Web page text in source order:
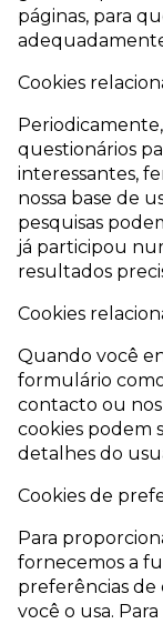
páginas, para
Cookies
questionários
interessantes,
nossa base de
pesquisas
já participou
resultados
Cookies
Quando você
formulário
contacto ou
cookies podem
detalhes do
Cookies de
Para
fornecemos a
preferências de
você o usa.